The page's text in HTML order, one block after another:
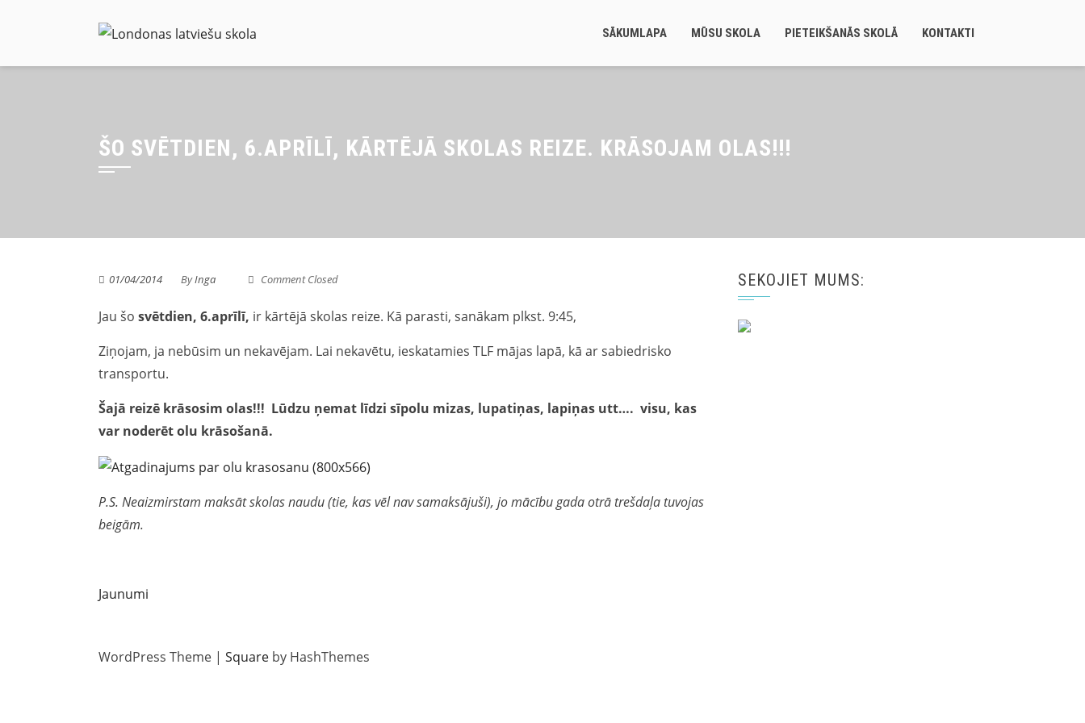
SĀKUMLAPA MŪSU SKOLA PIETEIKŠANĀS SKOLĀ KONTAKTI
ŠO SVĒTDIEN, 6.APRĪLĪ, KĀRTĒJĀ SKOLAS REIZE. KRĀSOJAM OLAS!!!
01/04/2014 ByInga Comment Closed
Jau šo svētdien, 6.aprīlī, ir kārtējā skolas reize. Kā parasti, sanākam plkst. 9:45,
Ziņojam, ja nebūsim un nekavējam. Lai nekavētu, ieskatamies TLF mājas lapā, kā ar sabiedrisko
transportu.
Šajā reizē krāsosim olas!!! Lūdzu ņemat līdzi sīpolu mizas, lupatiņas, lapiņas utt…. visu, kas
var noderēt olu krāsošanā.
P.S. Neaizmirstam maksāt skolas naudu (tie, kas vēl nav samaksājuši), jo mācību gada otrā trešdaļa tuvojas
beigām.
Jaunumi
SEKOJIET MUMS:
WordPress Theme | Square by HashThemes